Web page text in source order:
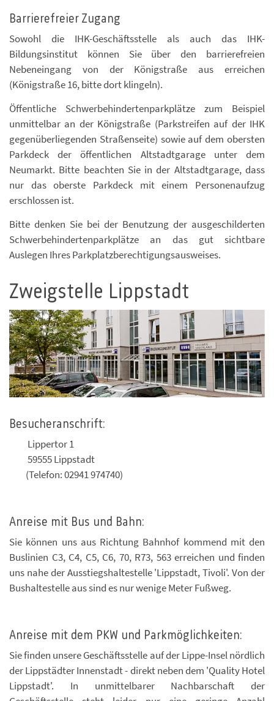
Barrierefreier Zugang
Sowohl die IHK-Geschäftsstelle als auch das IHK-
Bildungsinstitut können Sie über den barrierefreien
Nebeneingang von der Königstraße aus erreichen
(Königstraße 16, bitte dort klingeln).
Öffentliche Schwerbehindertenparkplätze zum Beispiel
unmittelbar an der Königstraße (Parkstreifen auf der IHK
gegenüberliegenden Straßenseite) sowie auf dem obersten
Parkdeck der öffentlichen Altstadtgarage unter dem
Neumarkt. Bitte beachten Sie in der Altstadtgarage, dass
nur das oberste Parkdeck mit einem Personenaufzug
erschlossen ist.
Bitte denken Sie bei der Benutzung der ausgeschilderten
Schwerbehindertenparkplätze an das gut sichtbare
Auslegen Ihres Parkplatzberechtigungsausweises.
Zweigstelle Lippstadt
Foto: Foto: IHK
Besucheranschrift:
Lippertor 1
59555 Lippstadt
(Telefon: 02941 974740)
Anreise mit Bus und Bahn:
Sie können uns aus Richtung Bahnhof kommend mit den
Buslinien C3, C4, C5, C6, 70, R73, 563 erreichen und finden
uns nahe der Ausstiegshaltestelle 'Lippstadt, Tivoli'. Von der
Bushaltestelle aus sind es nur wenige Meter Fußweg.
Anreise mit dem PKW und Parkmöglichkeiten:
Sie finden unsere Geschäftsstelle auf der Lippe-Insel nördlich
der Lippstädter Innenstadt - direkt neben dem 'Quality Hotel
Lippstadt'. In unmittelbarer Nachbarschaft der